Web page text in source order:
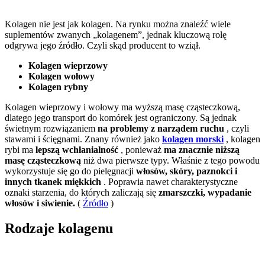
Kolagen nie jest jak kolagen. Na rynku można znaleźć wiele
suplementów zwanych „kolagenem”, jednak kluczową rolę
odgrywa jego źródło. Czyli skąd producent to wziął.
Kolagen wieprzowy
Kolagen wołowy
Kolagen rybny
Kolagen wieprzowy i wołowy ma wyższą masę cząsteczkową,
dlatego jego transport do komórek jest ograniczony. Są jednak
świetnym rozwiązaniem na problemy z narządem ruchu , czyli
stawami i ścięgnami. Znany również jako kolagen morski , kolagen
rybi ma lepszą wchłanialność , ponieważ ma znacznie niższą
masę cząsteczkową niż dwa pierwsze typy. Właśnie z tego powodu
wykorzystuje się go do pielęgnacji włosów, skóry, paznokci i
innych tkanek miękkich . Poprawia nawet charakterystyczne
oznaki starzenia, do których zaliczają się zmarszczki, wypadanie
włosów i siwienie. ( Źródło )
Rodzaje kolagenu